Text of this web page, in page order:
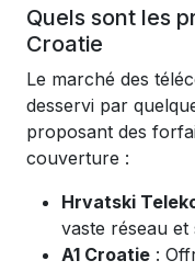
Quels sont les
Croatie
Le marché des
desservi par
proposant des
couverture :
Hrvatski
vaste réseau
A1 Croatie :